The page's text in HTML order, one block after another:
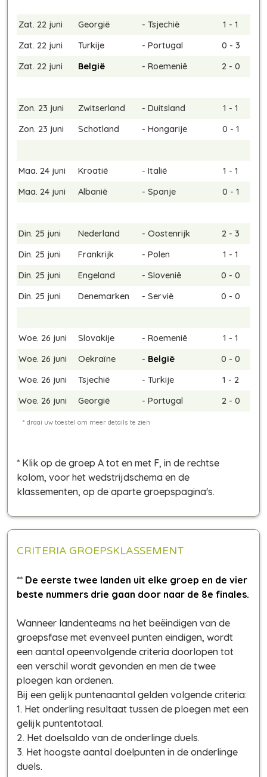
Zat. 22 juni Georgië - Tsjechië
1 - 1
Zat. 22 juni
Turkije - Portugal
0 - 3
Zat. 22 juni
België - Roemenië 2 - 0
Zon. 23 juni Zwitserland - Duitsland
1 - 1
Zon. 23 juni
Schotland - Hongarije 0 - 1
Maa. 24 juni Kroatië - Italië
1 - 1
Maa. 24 juni
Albanië - Spanje 0 - 1
Din. 25 juni Nederland - Oostenrijk
2 - 3
Din. 25 juni
Frankrijk - Polen
1 - 1
Din. 25 juni
Engeland - Slovenië
0 - 0
Din. 25 juni
Denemarken - Servië 0 - 0
Woe. 26 juni Slovakije - Roemenië
1 - 1
Woe. 26 juni
Oekraïne - België
0 - 0
Woe. 26 juni
Tsjechië - Turkije
1 - 2
Woe. 26 juni
Georgië - Portugal 2 - 0
* Klik op de groep A tot en met F, in de rechtse
kolom, voor het wedstrijdschema en de
klassementen, op de aparte groepspagina's.
CRITERIA GROEPSKLASSEMENT
** De eerste twee landen uit elke groep en de vier
beste nummers drie gaan door naar de 8e finales.
Wanneer landenteams na het beëindigen van de
groepsfase met evenveel punten eindigen, wordt
een aantal opeenvolgende criteria doorlopen tot
een verschil wordt gevonden en men de twee
ploegen kan ordenen.
Bij een gelijk puntenaantal gelden volgende criteria:
1. Het onderling resultaat tussen de ploegen met een
gelijk puntentotaal.
2. Het doelsaldo van de onderlinge duels.
3. Het hoogste aantal doelpunten in de onderlinge
duels.